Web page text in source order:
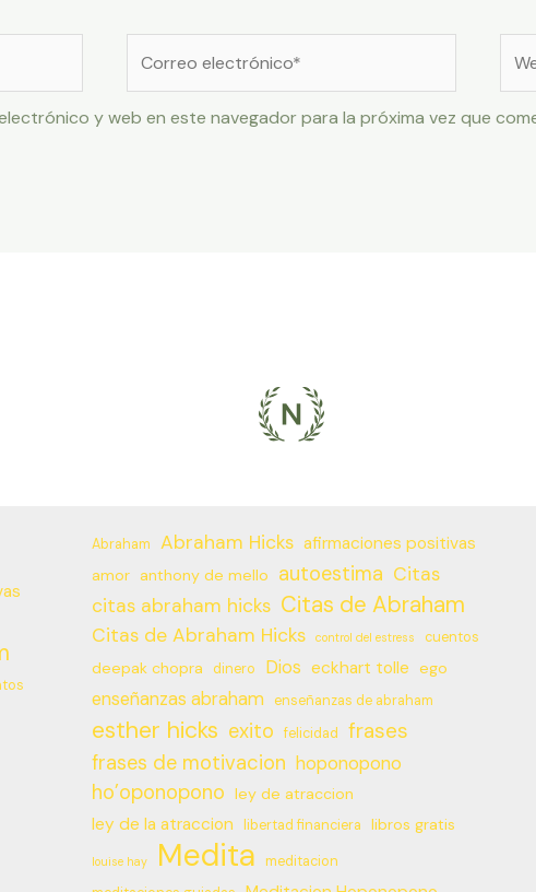
electrónico*
y web en este navegador para la próxima vez que
Abraham Abraham Hicks afirmaciones positivas
amor anthony de mello autoestima Citas
citas abraham hicks Citas de Abraham
Citas de Abraham Hicks control del estress cuentos
deepak chopra dinero Dios eckhart tolle ego
enseñanzas abraham enseñanzas de abraham
esther hicks exito felicidad frases
frases de motivacion hoponopono
ho’oponopono ley de atraccion
ley de la atraccion libertad financiera libros gratis
louise hay Medita
meditacion